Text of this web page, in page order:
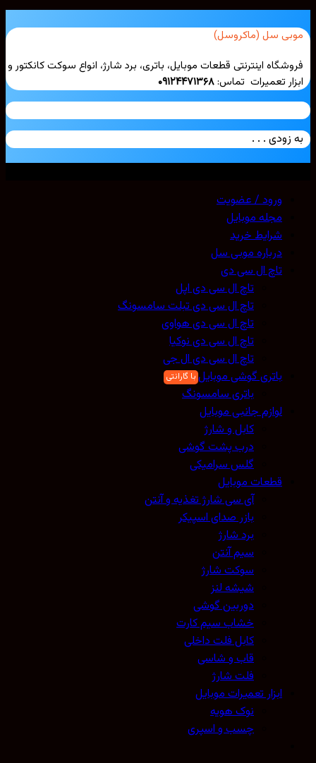
سل (ماکروسل)
اینترنتی قطعات موبایل، باتری، برد شارژ، انواع سوکت کانکتور و
تعمیرات تماس:۰۹۱۲۴۴۷۱۳۶۸
زودی . . .
ورود / عضویت
مجله موبایل
شرایط خرید
درباره موبی سل
تاچ ال سی دی
تاچ ال سی دی اپل
تاچ ال سی دی تبلت سامسونگ
تاچ ال سی دی هواوی
تاچ ال سی دی نوکیا
تاچ ال سی دی ال جی
باتری گوشی موبایل
باتری سامسونگ
لوازم جانبی موبایل
کابل و شارژ
درب پشت گوشی
گلس سرامیکی
قطعات موبایل
آی سی شارژ تغذیه و آنتن
بازر صدای اسپیکر
برد شارژ
سیم آنتن
سوکت شارژ
شیشه لنز
دوربین گوشی
خشاب سیم کارت
کابل فلت داخلی
قاب و شاسی
فلت شارژ
ابزار تعمیرات موبایل
نوک هویه
چسب و اسپری